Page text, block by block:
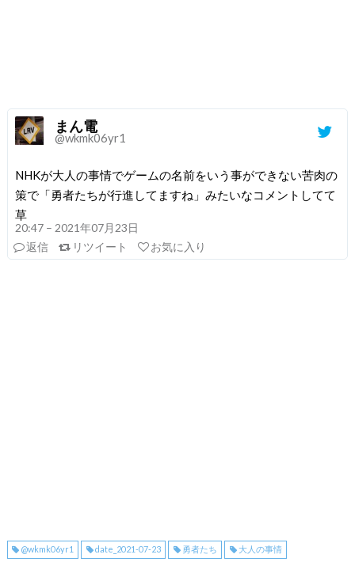
まん電
@wkmk06yr1
NHKが大人の事情でゲームの名前をいう事ができない苦肉の
策で「勇者たちが行進してますね」みたいなコメントしてて
草
20:47 – 2021年07月23日
返信
リツイート お気に入り
@wkmk06yr1 date_2021-07-23 勇者たち 大人の事情